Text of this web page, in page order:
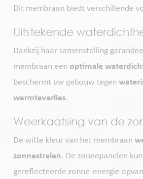
Dit membraan biedt verschillende
Uitstekende
Dankzij haar samenstelling
membraan een optimale
beschermt uw gebouw tegen
warmteverlies.
Weerkaatsing van de
De witte kleur van het membraan
zonnestralen. De zonnepanelen
gereflecteerde zonne-energie